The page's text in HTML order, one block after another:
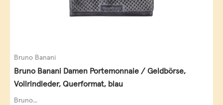
Bruno Banani
Bruno Banani Damen Portemonnaie / Geldbörse,
Vollrindleder, Querformat, blau
Bruno...